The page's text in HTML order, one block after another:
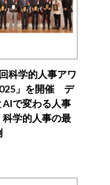
回科学的人事アワ
」を開催 デ
AIで変わる人事
学的人事の最